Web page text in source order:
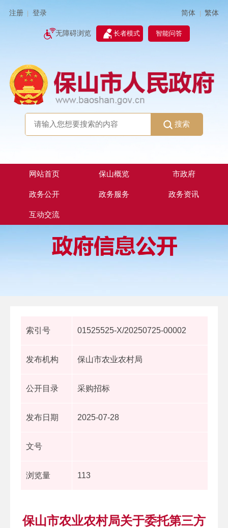
注册 登录 简体 | 繁体
无障碍浏览 长者模式 智能问答
搜索
网站首页 保山概览 市政府
政务公开 政务服务 政务资讯
互动交流
索引号 01525525-X/20250725-00002
发布机构 保山市农业农村局
公开目录 采购招标
发布日期 2025-07-28
文号
浏览量 113
保山市农业农村局关于委托第三方